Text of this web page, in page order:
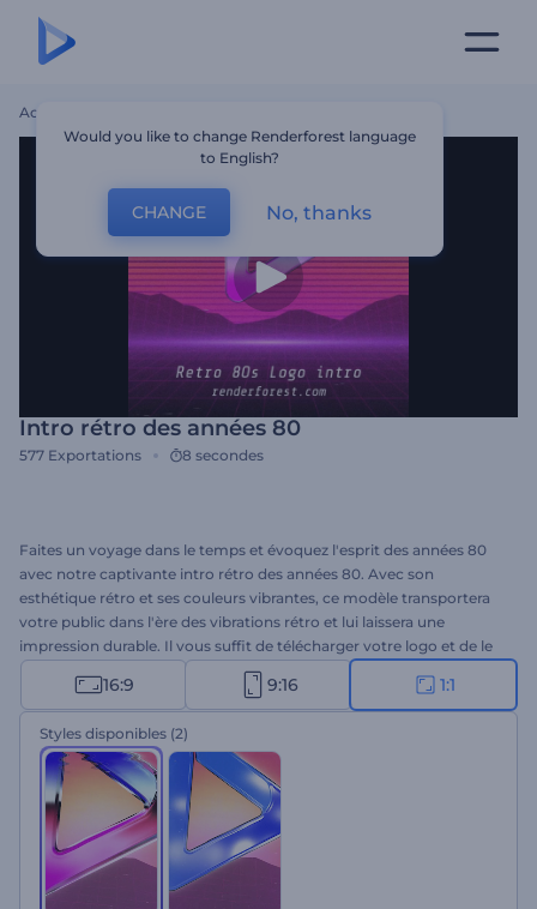
Accueil
Intro rétro des années 80
577 Exportations 8 secondes
Faites un voyage dans le temps et évoquez l'esprit des années 80
avec notre captivante intro rétro des années 80. Avec son
esthétique rétro et ses couleurs vibrantes, ce modèle transportera
votre public dans l'ère des vibrations rétro et lui laissera une
impression durable. Il vous suffit de télécharger votre logo et de le
laisser prendre vie dans un spectacle envoûtant de visuels
nostalgiques. Parfaitement adapté aux ouvertures de programmes
rétro, aux promotions de chaînes, aux introductions de sites Web
de jeux, aux vidéos publicitaires nostalgiques, et à bien d'autres
projets. Faites l'expérience de la magie des années 80 et rendez vos
projets inoubliables.
16:9 9:16 1:1
Styles disponibles (2)
Would you like to change Renderforest language
to English?
CHANGE No, thanks